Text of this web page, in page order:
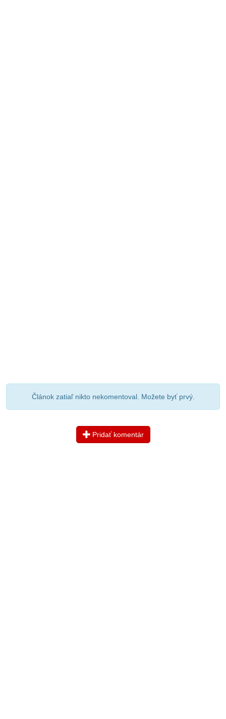
Článok zatiaľ nikto nekomentoval. Možete byť prvý.
Pridať komentár